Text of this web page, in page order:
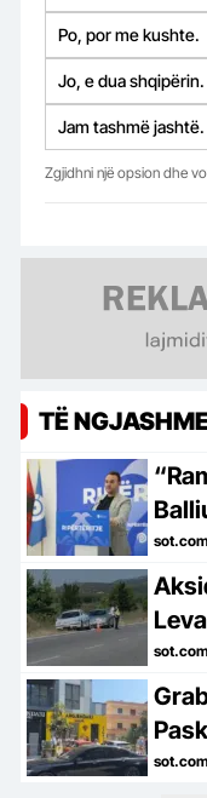
Po, por me kushte.
Jo, e dua shqipërin.
Jam tashmë jashtë.
Zgjidhni një opsion dhe
TË
me
e